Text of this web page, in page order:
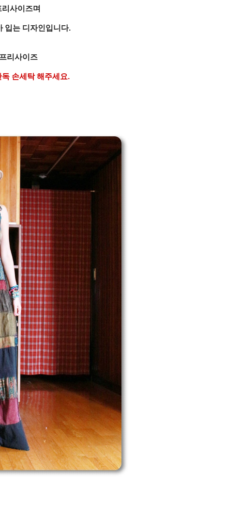
사이즈며
입는 디자인입니다.
리사이즈
손세탁 해주세요.